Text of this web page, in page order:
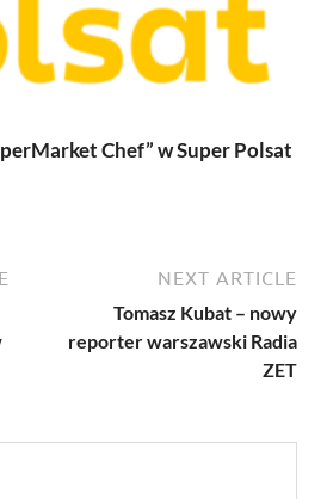
Chef” w Super Polsat
NEXT ARTICLE
Tomasz Kubat – nowy
reporter warszawski Radia
ZET